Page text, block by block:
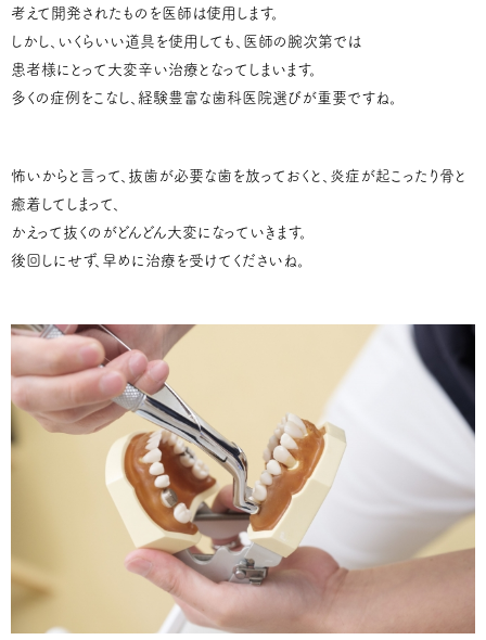
考えて開発されたものを医師は使用します。
しかし、いくらいい道具を使用しても、医師の腕次第では
患者様にとって大変辛い治療となってしまいます。
多くの症例をこなし、経験豊富な歯科医院選びが重要ですね。
怖いからと言って、抜歯が必要な歯を放っておくと、炎症が起こったり骨と
癒着してしまって、
かえって抜くのがどんどん大変になっていきます。
後回しにせず、早めに治療を受けてくださいね。